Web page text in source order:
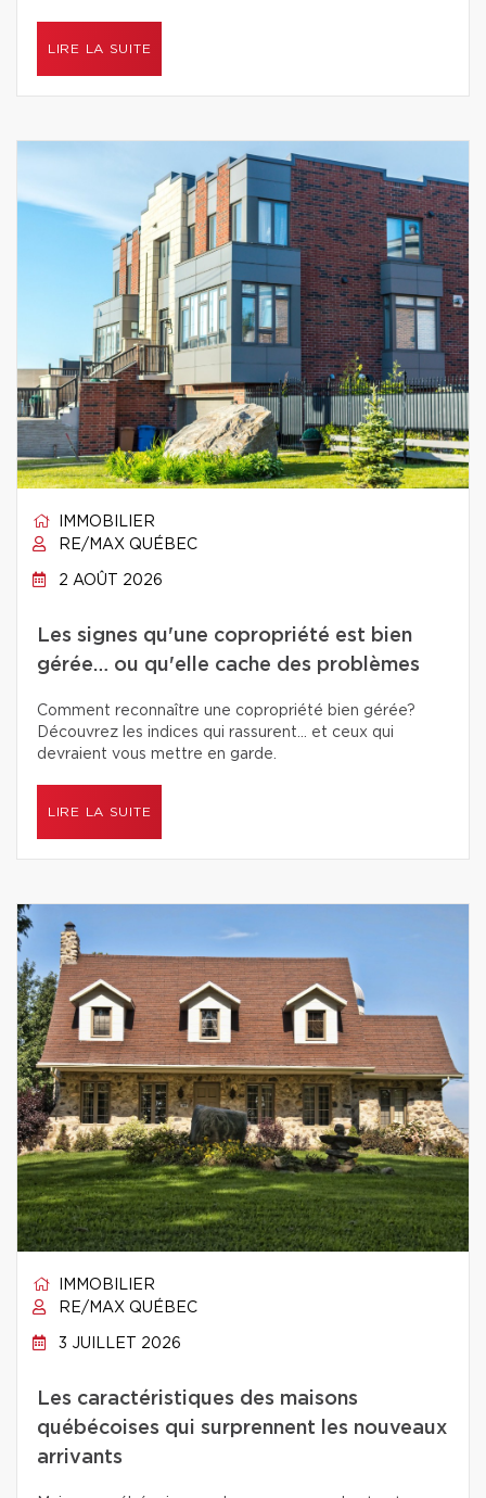
LIRE LA SUITE
IMMOBILIER
RE/MAX QUÉBEC
2 AOÛT 2026
Les signes qu'une copropriété est bien
gérée… ou qu'elle cache des problèmes
Comment reconnaître une copropriété bien gérée?
Découvrez les indices qui rassurent… et ceux qui
devraient vous mettre en garde.
LIRE LA SUITE
IMMOBILIER
RE/MAX QUÉBEC
3 JUILLET 2026
Les caractéristiques des maisons
québécoises qui surprennent les nouveaux
arrivants